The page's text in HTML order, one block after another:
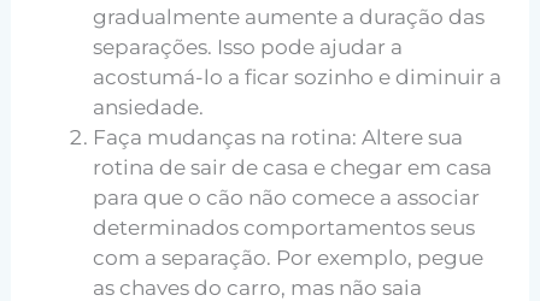
gradualmente aumente a duração das
separações. Isso pode ajudar a
acostumá-lo a ficar sozinho e diminuir a
ansiedade.
Faça mudanças na rotina: Altere sua
rotina de sair de casa e chegar em casa
para que o cão não comece a associar
determinados comportamentos seus
com a separação. Por exemplo, pegue
as chaves do carro, mas não saia